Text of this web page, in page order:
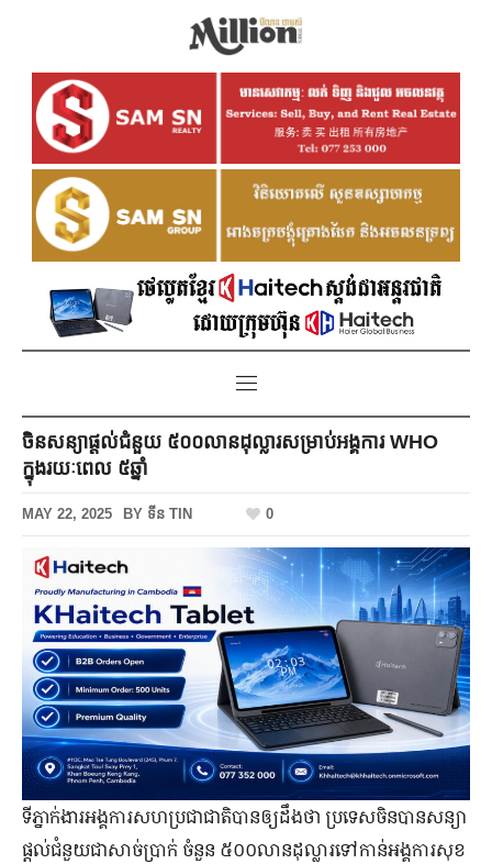
ចិនសន្យាផ្ដល់ជំនួយ ៥០០លានដុល្លារសម្រាប់អង្គការ WHO
ក្នុងរយៈពេល ៥ឆ្នាំ
MAY 22, 2025 BY ទីន TIN 0
ទីភ្នាក់ងារអង្គការសហប្រជាជាតិបានឲ្យដឹងថា ប្រទេសចិនបានសន្យា
ផ្ដល់ជំនួយជាសាច់ប្រាក់ ចំនួន ៥០០លានដុល្លារទៅកាន់អង្គការសុខ